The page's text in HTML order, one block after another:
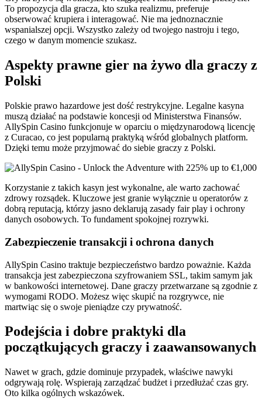
To propozycja dla gracza, kto szuka realizmu, preferuje
obserwować krupiera i interagować. Nie ma jednoznacznie
wspanialszej opcji. Wszystko zależy od twojego nastroju i tego,
czego w danym momencie szukasz.
Aspekty prawne gier na żywo dla graczy z
Polski
Polskie prawo hazardowe jest dość restrykcyjne. Legalne kasyna
muszą działać na podstawie koncesji od Ministerstwa Finansów.
AllySpin Casino funkcjonuje w oparciu o międzynarodową licencję
z Curacao, co jest popularną praktyką wśród globalnych platform.
Dzięki temu może przyjmować do siebie graczy z Polski.
Korzystanie z takich kasyn jest wykonalne, ale warto zachować
zdrowy rozsądek. Kluczowe jest granie wyłącznie u operatorów z
dobrą reputacją, którzy jasno deklarują zasady fair play i ochrony
danych osobowych. To fundament spokojnej rozrywki.
Zabezpieczenie transakcji i ochrona danych
AllySpin Casino traktuje bezpieczeństwo bardzo poważnie. Każda
transakcja jest zabezpieczona szyfrowaniem SSL, takim samym jak
w bankowości internetowej. Dane graczy przetwarzane są zgodnie z
wymogami RODO. Możesz więc skupić na rozgrywce, nie
martwiąc się o swoje pieniądze czy prywatność.
Podejścia i dobre praktyki dla
początkujących graczy i zaawansowanych
Nawet w grach, gdzie dominuje przypadek, właściwe nawyki
odgrywają rolę. Wspierają zarządzać budżet i przedłużać czas gry.
Oto kilka ogólnych wskazówek.